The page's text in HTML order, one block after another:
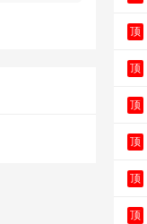
顶
顶
顶
顶
顶
顶